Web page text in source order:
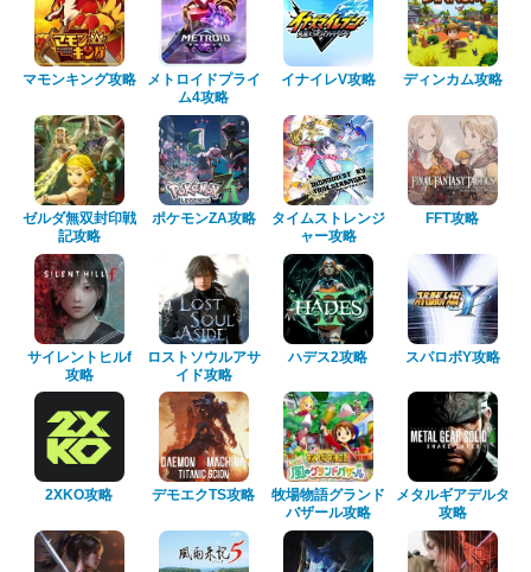
マモンキング攻略
メトロイドプライ
ム4攻略
イナイレV攻略 ディンカム攻略
ゼルダ無双封印戦
記攻略
ポケモンZA攻略
タイムストレンジ
ャー攻略
FFT攻略
サイレントヒルf
攻略
ロストソウルアサ
イド攻略
ハデス2攻略 スパロボY攻略
2XKO攻略 デモエクTS攻略
牧場物語グランド
バザール攻略
メタルギアデルタ
攻略